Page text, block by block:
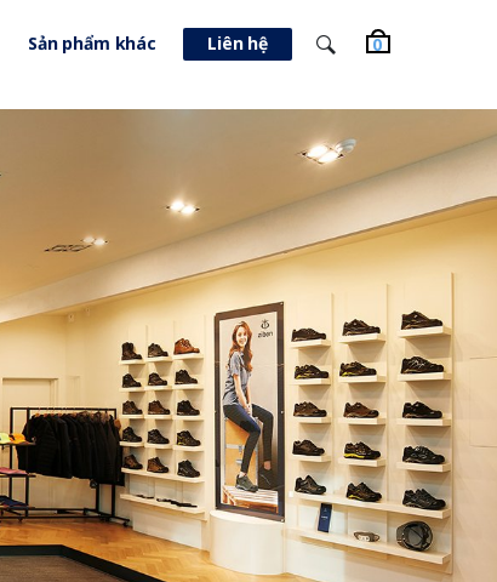
0
Sản phẩm khác Liên hệ